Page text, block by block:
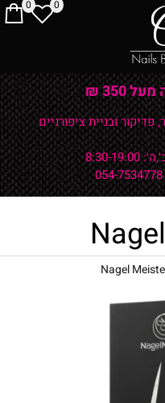
350 ₪
0 0
Nagel